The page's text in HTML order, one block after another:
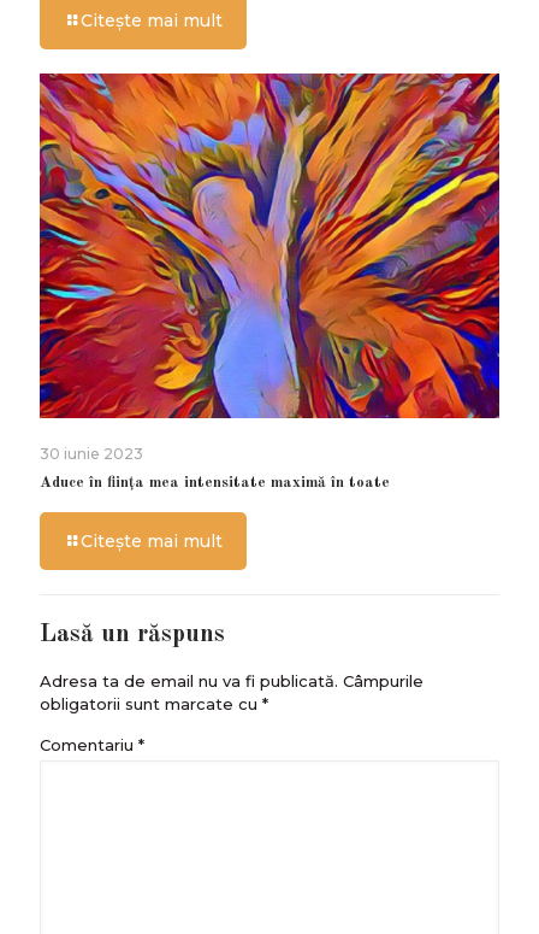
Citește mai mult
30 iunie 2023
Aduce în ființa mea intensitate maximă în toate
Citește mai mult
Lasă un răspuns
Adresa ta de email nu va fi publicată. Câmpurile
obligatorii sunt marcate cu *
Comentariu *